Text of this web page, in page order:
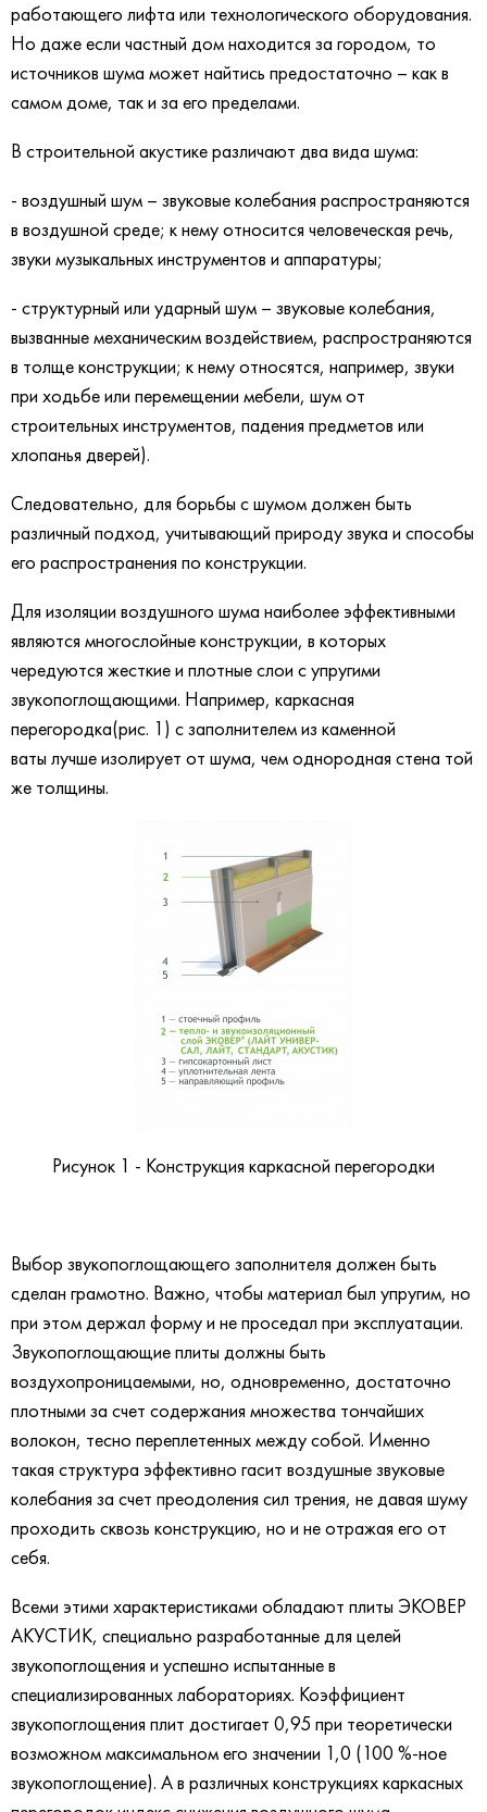
работающего лифта или технологического оборудования.
Но даже если частный дом находится за городом, то
источников шума может найтись предостаточно – как в
самом доме, так и за его пределами.
В строительной акустике различают два вида шума:
- воздушный шум – звуковые колебания распространяются
в воздушной среде; к нему относится человеческая речь,
звуки музыкальных инструментов и аппаратуры;
- структурный или ударный шум – звуковые колебания,
вызванные механическим воздействием, распространяются
в толще конструкции; к нему относятся, например, звуки
при ходьбе или перемещении мебели, шум от
строительных инструментов, падения предметов или
хлопанья дверей).
Следовательно, для борьбы с шумом должен быть
различный подход, учитывающий природу звука и способы
его распространения по конструкции.
Для изоляции воздушного шума наиболее эффективными
являются многослойные конструкции, в которых
чередуются жесткие и плотные слои с упругими
звукопоглощающими. Например, каркасная
перегородка(рис. 1) с заполнителем из каменной
ваты лучше изолирует от шума, чем однородная стена той
же толщины.
Рисунок 1 - Конструкция каркасной перегородки
Выбор звукопоглощающего заполнителя должен быть
сделан грамотно. Важно, чтобы материал был упругим, но
при этом держал форму и не проседал при эксплуатации.
Звукопоглощающие плиты должны быть
воздухопроницаемыми, но, одновременно, достаточно
плотными за счет содержания множества тончайших
волокон, тесно переплетенных между собой. Именно
такая структура эффективно гасит воздушные звуковые
колебания за счет преодоления сил трения, не давая шуму
проходить сквозь конструкцию, но и не отражая его от
себя.
Всеми этими характеристиками обладают плиты ЭКОВЕР
АКУСТИК, специально разработанные для целей
звукопоглощения и успешно испытанные в
специализированных лабораториях. Коэффициент
звукопоглощения плит достигает 0,95 при теоретически
возможном максимальном его значении 1,0 (100 %-ное
звукопоглощение). А в различных конструкциях каркасных